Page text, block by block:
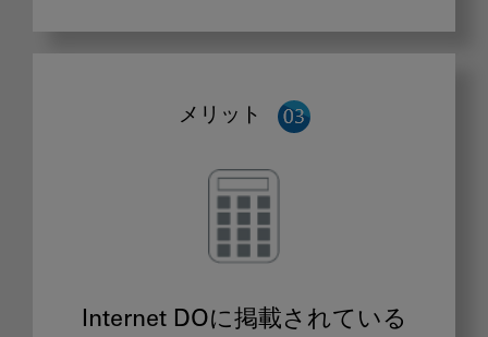
メリット
Internet DOに掲載されている